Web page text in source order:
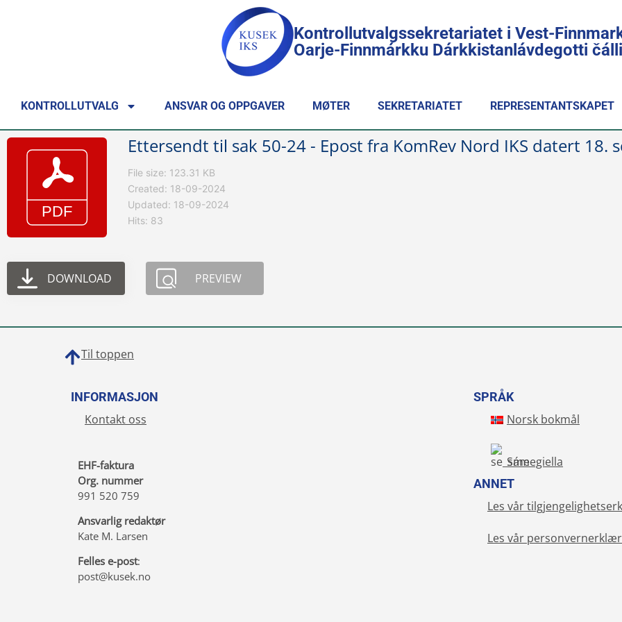
Kontrollutvalgssekretariatet i Vest-
Oarje-Finnmárkku Dárkkistanlávdegotti
KONTROLLUTVALG ANSVAR OG OPPGAVER MØTER SEKRETARIATET REPRESENTANTSKAPET
Ettersendt til sak 50-24 - Epost fra KomRev Nord IKS datert 18.
File size: 123.31 KB
Created: 18-09-2024
Updated: 18-09-2024
Hits: 83
DOWNLOAD PREVIEW
Til toppen
INFORMASJON
Kontakt oss
EHF-faktura
Org. nummer
991 520 759
Ansvarlig redaktør
Kate M. Larsen
Felles e-post:
post@kusek.no
SPRÅK
Norsk bokmål
Sámegiella
ANNET
Les vår
Les vår